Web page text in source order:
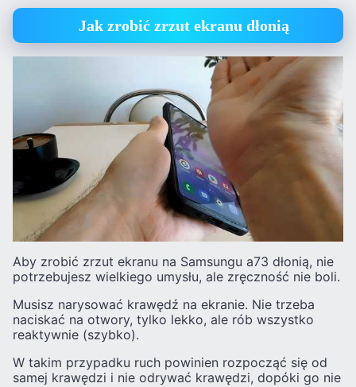
Jak zrobić zrzut ekranu dłonią
Aby zrobić zrzut ekranu na Samsungu a73 dłonią, nie
potrzebujesz wielkiego umysłu, ale zręczność nie boli.
Musisz narysować krawędź na ekranie. Nie trzeba
naciskać na otwory, tylko lekko, ale rób wszystko
reaktywnie (szybko).
W takim przypadku ruch powinien rozpocząć się od
samej krawędzi i nie odrywać krawędzi, dopóki go nie